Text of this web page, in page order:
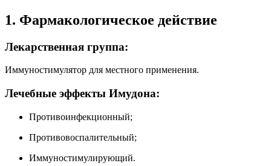
1. Фармакологическое действие
Лекарственная группа:
Иммуностимулятор для местного применения.
Лечебные эффекты Имудона:
Противоинфекционный;
Противовоспалительный;
Иммуностимулирующий.